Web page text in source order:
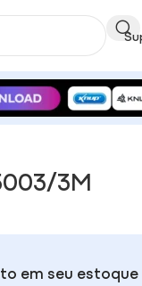
3M
em seu estoque